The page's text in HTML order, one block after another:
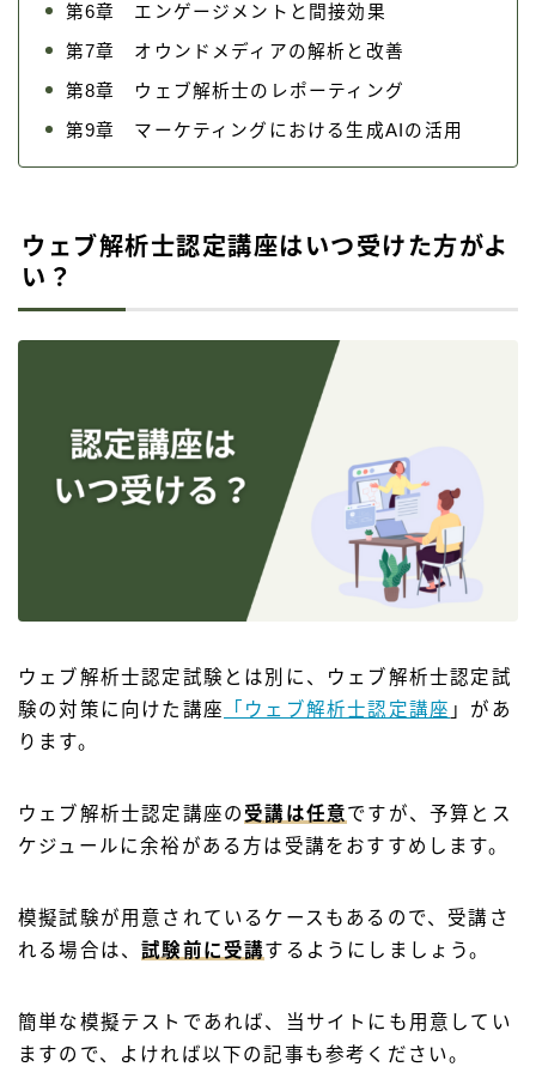
第6章 エンゲージメントと間接効果
第7章 オウンドメディアの解析と改善
第8章 ウェブ解析士のレポーティング
第9章 マーケティングにおける生成AIの活用
ウェブ解析士認定講座はいつ受けた方がよ
い？
ウェブ解析士認定試験とは別に、ウェブ解析士認定試
験の対策に向けた講座
「ウェブ解析士認定講座 」があ
ります。
ウェブ解析士認定講座の 受講は任意ですが、予算とス
ケジュールに余裕がある方は受講をおすすめします。
模擬試験が用意されているケースもあるので、受講さ
れる場合は、試験前に受講するようにしましょう。
簡単な模擬テストであれば、当サイトにも用意してい
ますので、よければ以下の記事も参考ください。